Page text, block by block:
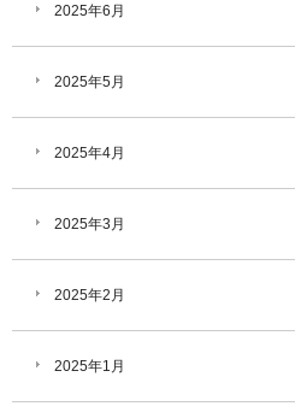
2025年6月
2025年5月
2025年4月
2025年3月
2025年2月
2025年1月